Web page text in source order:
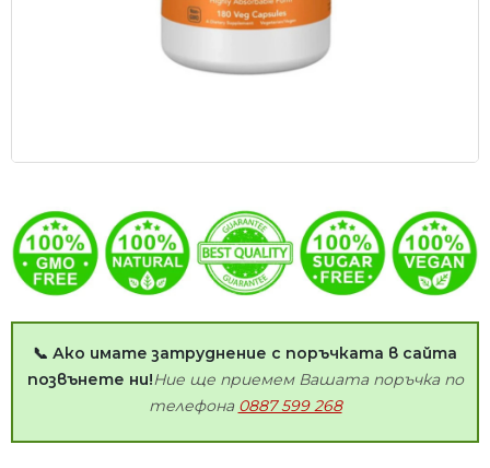
📞 Ако имате затруднение с поръчката в сайта
позвънете ни!Ние ще приемем Вашата поръчка по
телефона 0887 599 268